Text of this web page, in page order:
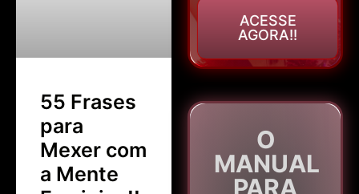
55 Frases
para
Mexer com
a Mente
ACESSE
AGORA!!
O
MANUAL
PARA